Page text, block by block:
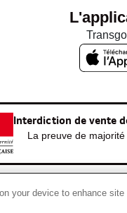
Interdiction de vente
La preuve de
your device to enhance